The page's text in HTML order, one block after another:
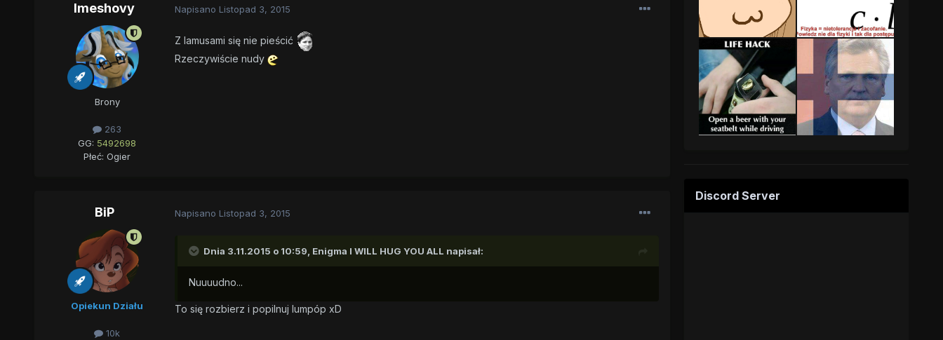
Imeshovy
Brony
263
GG: 5492698
Płeć: Ogier
Napisano Listopad 3, 2015
Z lamusami się nie pieścić
Rzeczywiście nudy
BiP
Opiekun Działu
10k
Napisano Listopad 3, 2015
Dnia 3.11.2015 o 10:59, Enigma I WILL HUG YOU ALL napisał:
Nuuuudno...
To się rozbierz i popilnuj lumpóp xD
Discord Server